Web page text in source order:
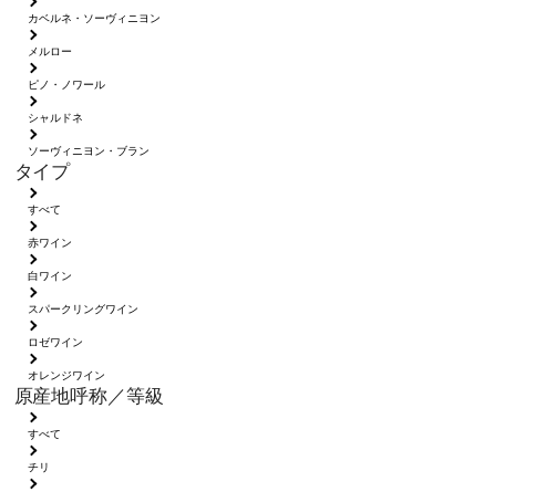
カベルネ・ソーヴィニヨン
メルロー
ピノ・ノワール
シャルドネ
ソーヴィニヨン・ブラン
タイプ
すべて
赤ワイン
白ワイン
スパークリングワイン
ロゼワイン
オレンジワイン
原産地呼称／等級
すべて
チリ